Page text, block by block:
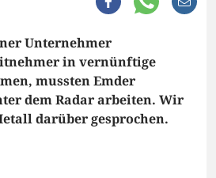
Unternehmer
in vernünftige
mussten Emder
dem Radar arbeiten. Wir
darüber gesprochen.